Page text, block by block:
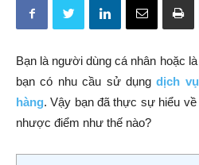
Bạn là người dùng cá nhân hoặc
bạn có nhu cầu sử dụngdịch
hàng. Vậy bạn đã thực sự hiểu
nhược điểm như thế nào?